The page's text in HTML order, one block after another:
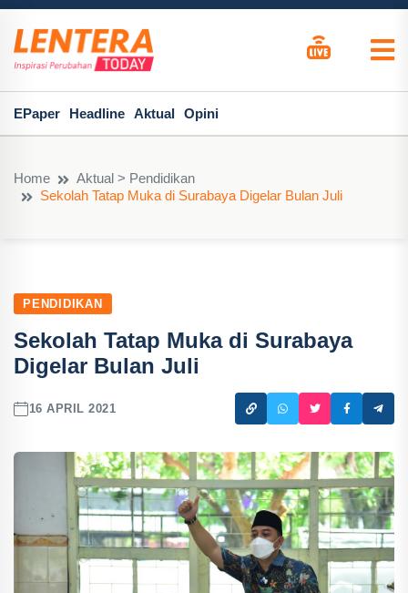
EPaper Headline Aktual Opini
Home
Aktual > Pendidikan
Sekolah Tatap Muka di Surabaya Digelar Bulan Juli
PENDIDIKAN
Sekolah Tatap Muka di Surabaya
Digelar Bulan Juli
16 APRIL 2021